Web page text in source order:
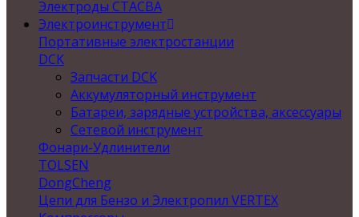
Электроды СТАСВА
Электроинструмент
Портативные электростанции
DCK
Запчасти DCK
Аккумуляторный инструмент
Батареи, зарядные устройства, аксессуары
Сетевой инструмент
Фонари-Удлинители
TOLSEN
DongCheng
Цепи для Бензо и Электропил VERTEX